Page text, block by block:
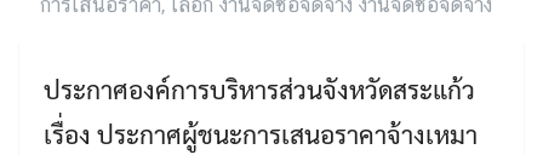
การเสนอราคา, เลือก งานจัดซื้อจัดจ้าง งานจัดซื้อจัดจ้าง
ประกาศองค์การบริหารส่วนจังหวัดสระแก้ว
เรื่อง ประกาศผู้ชนะการเสนอราคาจ้างเหมา